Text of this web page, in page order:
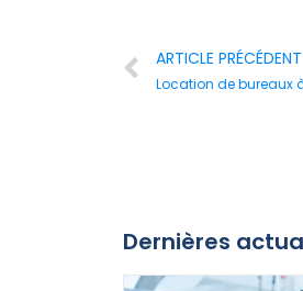
ARTICLE PRÉCÉDENT
Location de bureaux
Dernières